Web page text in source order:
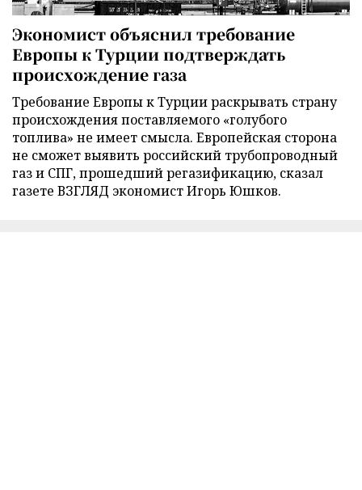
Экономист объяснил требование
Европы к Турции подтверждать
происхождение газа
Требование Европы к Турции раскрывать страну
происхождения поставляемого «голубого
топлива» не имеет смысла. Европейская сторона
не сможет выявить российский трубопроводный
газ и СПГ, прошедший регазификацию, сказал
газете ВЗГЛЯД экономист Игорь Юшков.